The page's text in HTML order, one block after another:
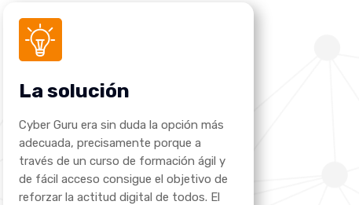
La solución
Cyber Guru era sin duda la opción más
adecuada, precisamente porque a
través de un curso de formación ágil y
de fácil acceso consigue el objetivo de
reforzar la actitud digital de todos. El